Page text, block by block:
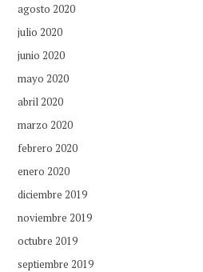
agosto 2020
julio 2020
junio 2020
mayo 2020
abril 2020
marzo 2020
febrero 2020
enero 2020
diciembre 2019
noviembre 2019
octubre 2019
septiembre 2019